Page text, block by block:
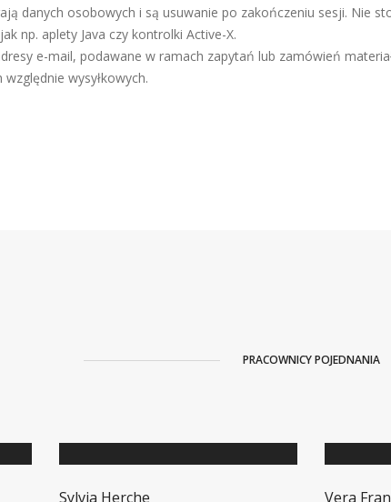
danych osobowych i są usuwanie po zakończeniu sesji. Nie
np. aplety Java czy kontrolki Active-X.
e-mail, podawane w ramach zapytań lub zamówień
wysyłkowych.
PRACOWNICY POJEDNANIA
Sylvia Herche Vera